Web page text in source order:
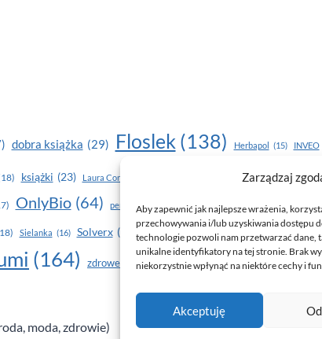
Zarządzaj
Aby zapewnić jak najlepsze wrażenia,
przechowywania i/lub uzyskiwania dostępu
technologie pozwoli nam przetwarzać dane,
unikalne identyfikatory na tej stronie. Brak
niekorzystnie wpłynąć na niektóre cechy i
Akceptuję
dobra książka (29) Floslek (138) Herbapol (15) INVEO
książki (23) Laura Conti moda(187)
OnlyBio (64) perfumy pielegnacja skóry (24) pielęgnacja
Sielanka (16) Solverx (26) Stapiz (21) trendy (35) uroda (17)
(164) zdrowe zęby (20) zdrowie(135)
moda, zdrowie)